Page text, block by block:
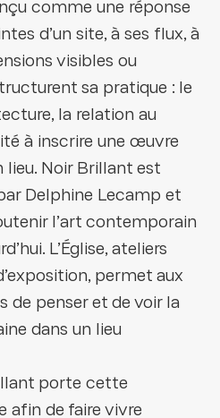
comme une réponse
d’un site, à ses flux, à
visibles ou
sa pratique : le
la relation au
à inscrire une œuvre
lieu. Noir Brillant est
Delphine Lecamp et
l’art contemporain
L’Église, ateliers
permet aux
de penser et de voir la
dans un lieu
porte cette
afin de faire vivre